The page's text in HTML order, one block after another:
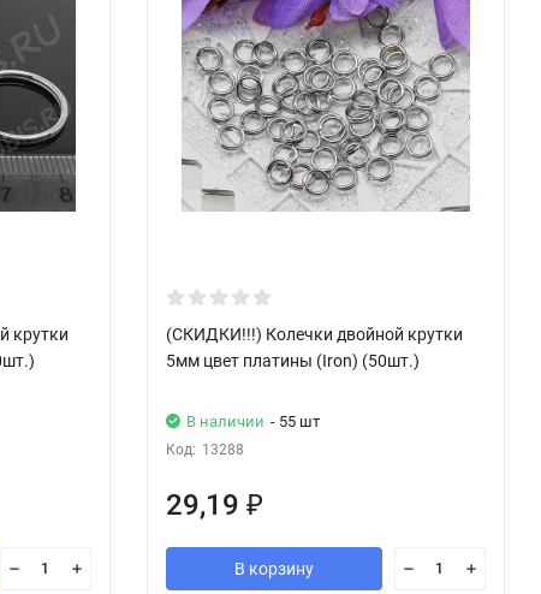
крутки
(СКИДКИ!!!) Колечки двойной крутки
5мм цвет платины (Iron) (50шт.)
В наличии - 55 шт
Код: 13288
29,19 ₽
В корзину